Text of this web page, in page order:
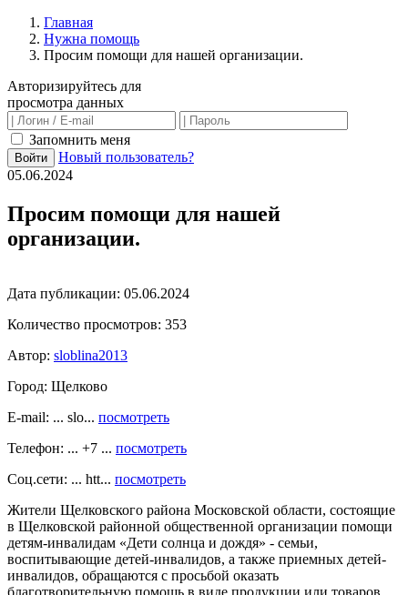
Главная
Нужна помощь
Просим помощи для нашей организации.
Авторизируйтесь для
просмотра данных
Запомнить меня
Войти
Новый пользователь?
05.06.2024
Просим помощи для нашей
организации.
Дата публикации: 05.06.2024
Количество просмотров: 353
Автор: sloblina2013
Город: Щелково
E-mail: ... slo... посмотреть
Телефон: ... +7 ... посмотреть
Соц.сети: ... htt... посмотреть
Жители Щелковского района Московской области, состоящие
в Щелковской районной общественной организации помощи
детям-инвалидам «Дети солнца и дождя» - семьи,
воспитывающие детей-инвалидов, а также приемных детей-
инвалидов, обращаются с просьбой оказать
благотворительную помощь в виде продукции или товаров.